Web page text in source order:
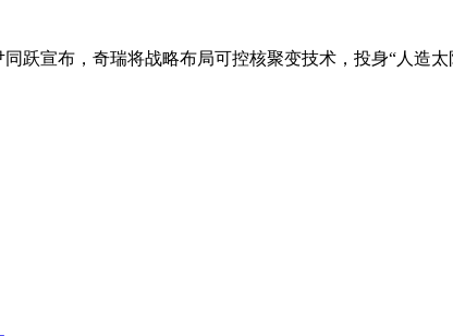
跃宣布，奇瑞将战略布局可控核聚变技术，投身“人造